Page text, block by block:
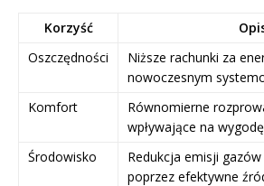
Korzyść
Oszczędności
Niższe rachunki za
nowoczesnym
Komfort
Równomierne
wpływające na
Środowisko
Redukcja emisji
poprzez efektywne